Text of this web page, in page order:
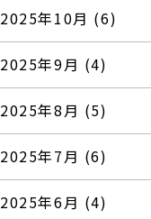
2025年10月 (6)
2025年9月 (4)
2025年8月 (5)
2025年7月 (6)
2025年6月 (4)